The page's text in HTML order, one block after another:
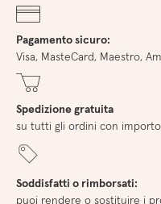
Pagamento sicuro:
Visa, MasteCard, Maestro,
Spedizione gratuita
su tutti gli ordini con
Soddisfatti o rimborsati:
puoi rendere o sostituire i